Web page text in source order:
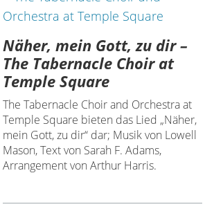
Näher, mein Gott, zu dir –
The Tabernacle Choir at
Temple Square
The Tabernacle Choir and Orchestra at
Temple Square bieten das Lied „Näher,
mein Gott, zu dir“ dar; Musik von Lowell
Mason, Text von Sarah F. Adams,
Arrangement von Arthur Harris.